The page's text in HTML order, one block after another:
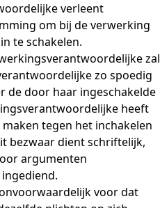
verleent
om bij de verwerking
te schakelen.
zal
zo spoedig
de door haar ingeschakelde
heeft
tegen het inchakelen
bezwaar dient schriftelijk,
argumenten
voor dat